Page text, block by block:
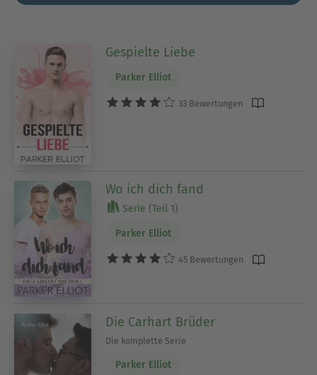
Gespielte Liebe
Parker Elliot
33 Bewertungen
Wo ich dich fand
Serie (Teil 1)
Parker Elliot
45 Bewertungen
Die Carhart Brüder
Die komplette Serie
Parker Elliot